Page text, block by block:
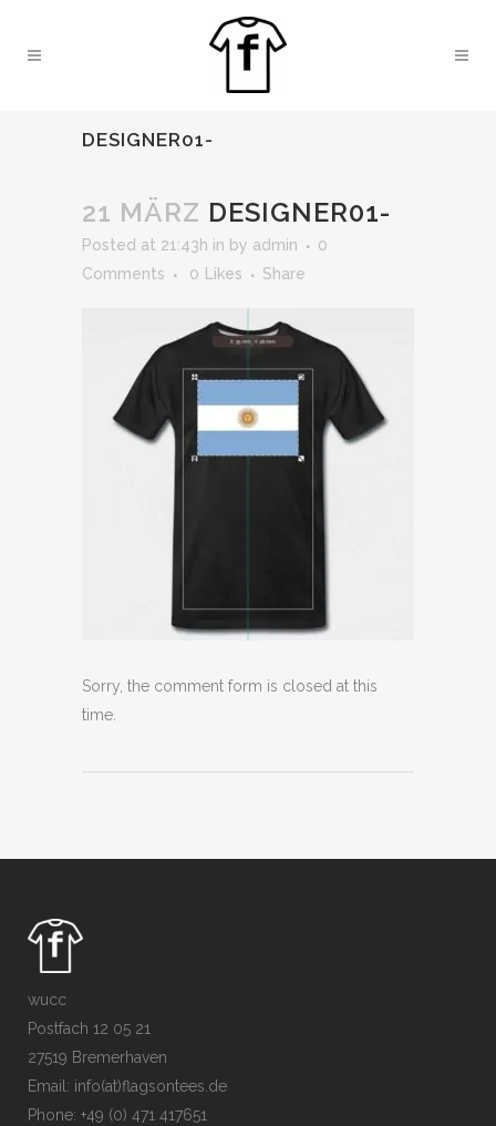
DESIGNER01-
21 MÄRZ DESIGNER01-
Posted at 21:43h in by admin
0
Comments
0 Likes Share
Sorry, the comment form is closed at this
time.
wucc
Postfach 12 05 21
27519 Bremerhaven
Email: info(at)flagsontees.de
Phone: +49 (0) 471 417651